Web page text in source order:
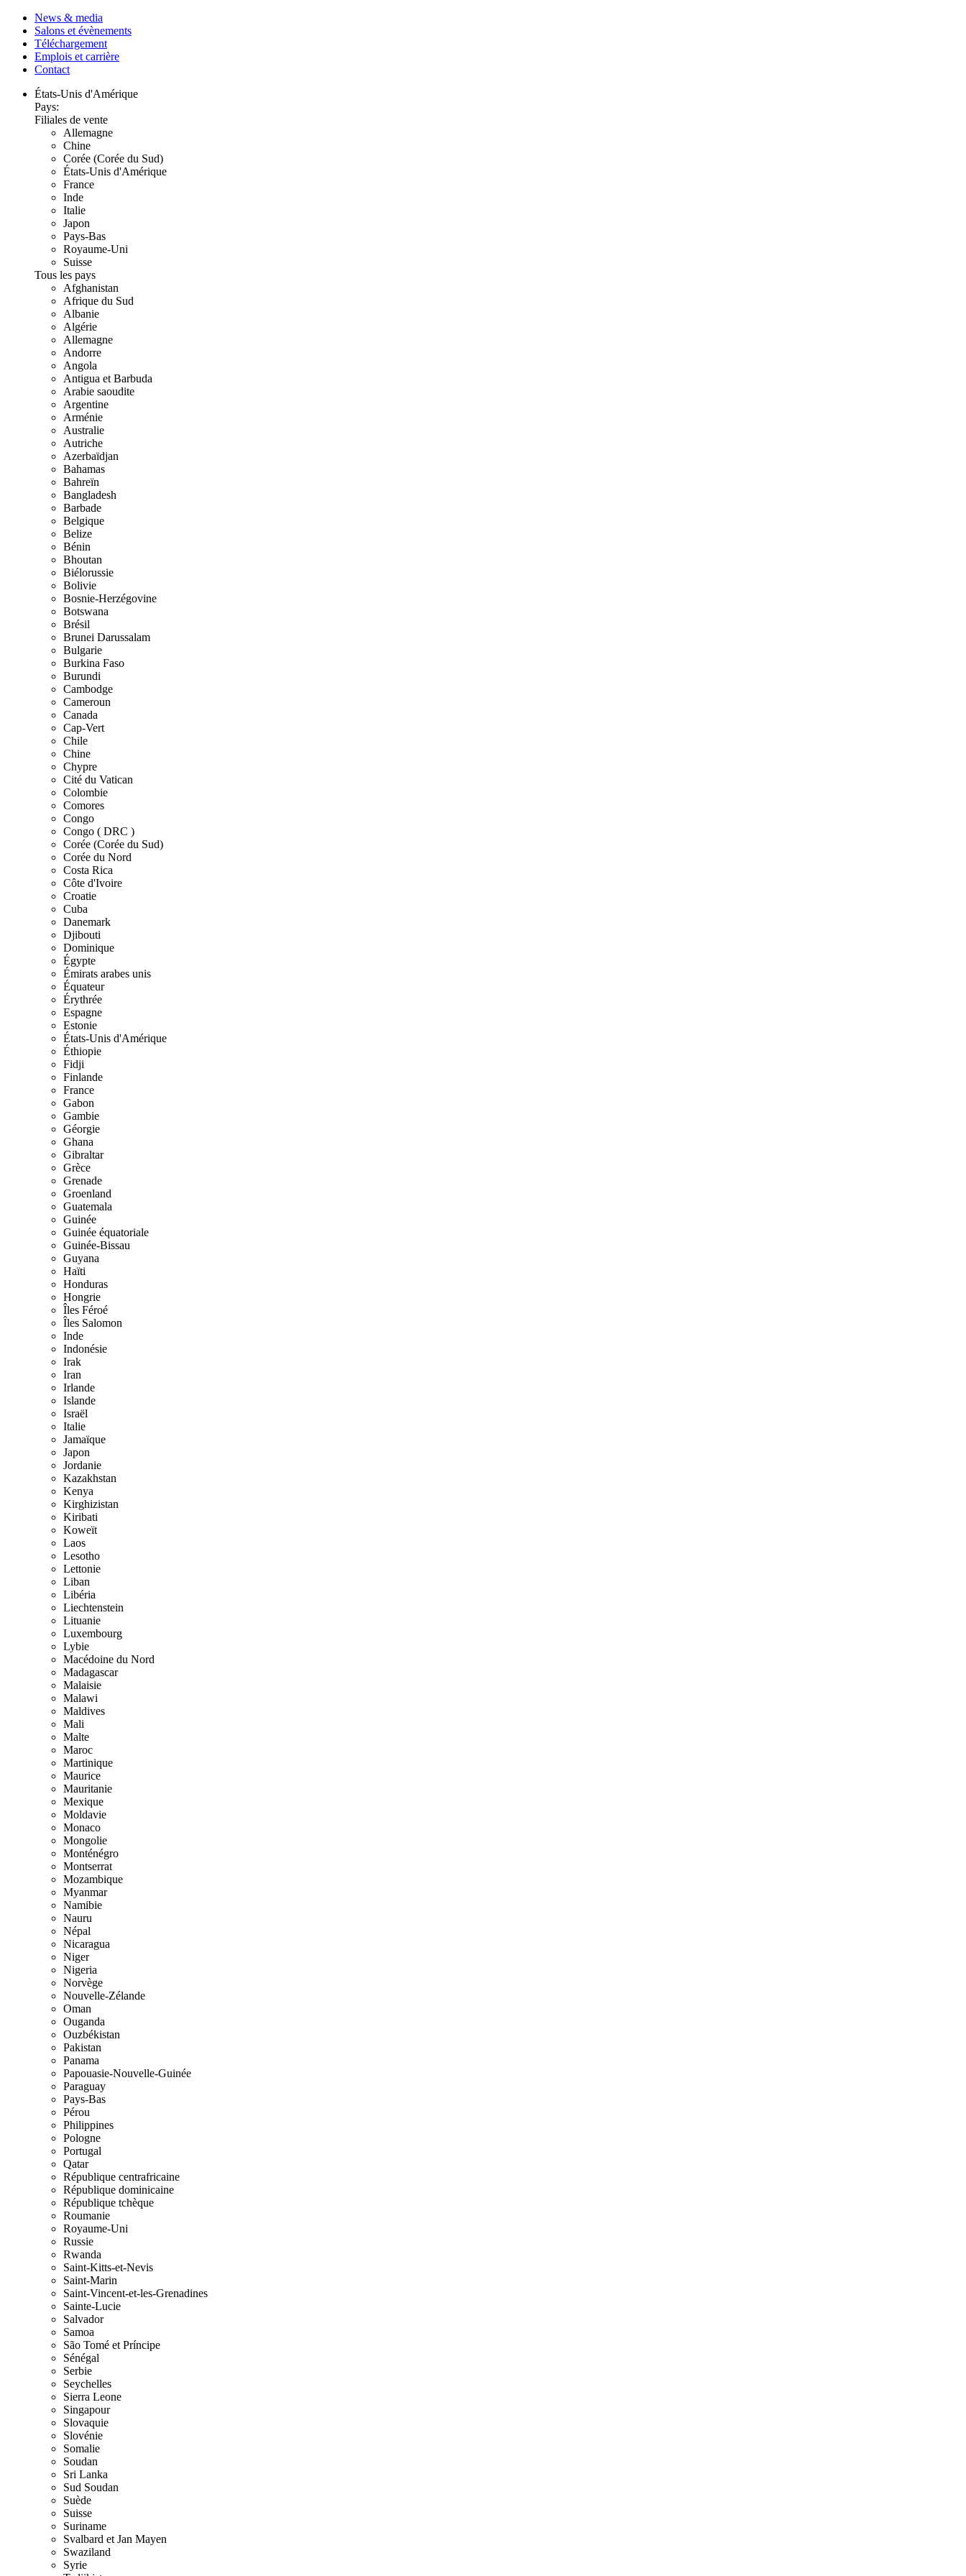
News & media
Salons et évènements
Téléchargement
Emplois et carrière
Contact
États-Unis d'Amérique
Pays:
Filiales de vente
Allemagne
Chine
Corée (Corée du Sud)
États-Unis d'Amérique
France
Inde
Italie
Japon
Pays-Bas
Royaume-Uni
Suisse
Tous les pays
Afghanistan
Afrique du Sud
Albanie
Algérie
Allemagne
Andorre
Angola
Antigua et Barbuda
Arabie saoudite
Argentine
Arménie
Australie
Autriche
Azerbaïdjan
Bahamas
Bahreïn
Bangladesh
Barbade
Belgique
Belize
Bénin
Bhoutan
Biélorussie
Bolivie
Bosnie-Herzégovine
Botswana
Brésil
Brunei Darussalam
Bulgarie
Burkina Faso
Burundi
Cambodge
Cameroun
Canada
Cap-Vert
Chile
Chine
Chypre
Cité du Vatican
Colombie
Comores
Congo
Congo ( DRC )
Corée (Corée du Sud)
Corée du Nord
Costa Rica
Côte d'Ivoire
Croatie
Cuba
Danemark
Djibouti
Dominique
Égypte
Émirats arabes unis
Équateur
Érythrée
Espagne
Estonie
États-Unis d'Amérique
Éthiopie
Fidji
Finlande
France
Gabon
Gambie
Géorgie
Ghana
Gibraltar
Grèce
Grenade
Groenland
Guatemala
Guinée
Guinée équatoriale
Guinée-Bissau
Guyana
Haïti
Honduras
Hongrie
Îles Féroé
Îles Salomon
Inde
Indonésie
Irak
Iran
Irlande
Islande
Israël
Italie
Jamaïque
Japon
Jordanie
Kazakhstan
Kenya
Kirghizistan
Kiribati
Koweït
Laos
Lesotho
Lettonie
Liban
Libéria
Liechtenstein
Lituanie
Luxembourg
Lybie
Macédoine du Nord
Madagascar
Malaisie
Malawi
Maldives
Mali
Malte
Maroc
Martinique
Maurice
Mauritanie
Mexique
Moldavie
Monaco
Mongolie
Monténégro
Montserrat
Mozambique
Myanmar
Namibie
Nauru
Népal
Nicaragua
Niger
Nigeria
Norvège
Nouvelle-Zélande
Oman
Ouganda
Ouzbékistan
Pakistan
Panama
Papouasie-Nouvelle-Guinée
Paraguay
Pays-Bas
Pérou
Philippines
Pologne
Portugal
Qatar
République centrafricaine
République dominicaine
République tchèque
Roumanie
Royaume-Uni
Russie
Rwanda
Saint-Kitts-et-Nevis
Saint-Marin
Saint-Vincent-et-les-Grenadines
Sainte-Lucie
Salvador
Samoa
São Tomé et Príncipe
Sénégal
Serbie
Seychelles
Sierra Leone
Singapour
Slovaquie
Slovénie
Somalie
Soudan
Sri Lanka
Sud Soudan
Suède
Suisse
Suriname
Svalbard et Jan Mayen
Swaziland
Syrie